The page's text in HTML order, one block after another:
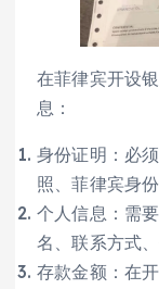
在菲律宾开设
息：
身份证明：必
照、菲律宾身
个人信息：需
名、联系方式
存款金额：在